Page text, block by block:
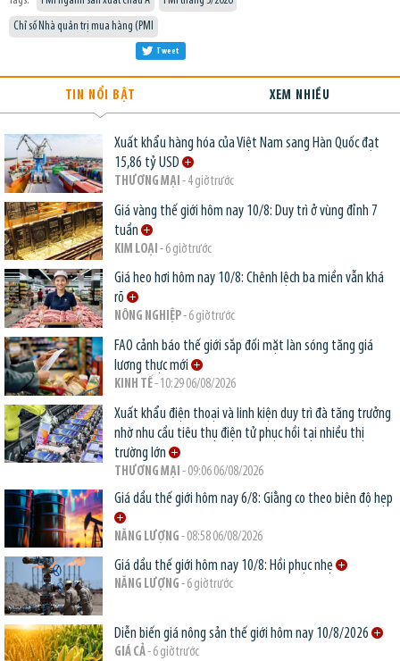
Chỉ số Nhà quản trị mua hàng (PMI
Tweet
TIN NỔI BẬT XEM NHIỀU
Xuất khẩu hàng hóa của Việt Nam sang Hàn Quốc đạt
15,86 tỷ USD
THƯƠNG MẠI - 4 giờ trước
Giá vàng thế giới hôm nay 10/8: Duy trì ở vùng đỉnh 7
tuần
KIM LOẠI - 6 giờ trước
Giá heo hơi hôm nay 10/8: Chênh lệch ba miền vẫn khá
rõ
NÔNG NGHIỆP- 6 giờ trước
FAO cảnh báo thế giới sắp đối mặt làn sóng tăng giá
lương thực mới
KINH TẾ- 10:29 06/08/2026
Xuất khẩu điện thoại và linh kiện duy trì đà tăng trưởng
nhờ nhu cầu tiêu thụ điện tử phục hồi tại nhiều thị
trường lớn
THƯƠNG MẠI - 09:06 06/08/2026
Giá dầu thế giới hôm nay 6/8: Giằng co theo biên độ hẹp
NĂNG LƯỢNG - 08:58 06/08/2026
Giá dầu thế giới hôm nay 10/8: Hồi phục nhẹ
NĂNG LƯỢNG - 6 giờ trước
Diễn biến giá nông sản thế giới hôm nay 10/8/2026
GIÁ CẢ- 6 giờ trước